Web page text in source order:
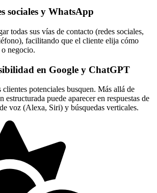
sociales y WhatsApp
todas sus vías de contacto (redes sociales,
facilitando que el cliente elija cómo
o negocio.
en Google y ChatGPT
clientes potenciales busquen. Más allá de
estructurada puede aparecer en respuestas de
voz (Alexa, Siri) y búsquedas verticales.